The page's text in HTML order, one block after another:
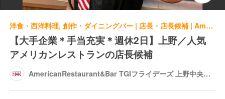
洋食・西洋料理, 創作・ダイニングバー | 店長・店長候補 | AmericanRestaurant&Bar TGIフライデーズ 上野中央通り店
【大手企業＊手当充実＊週休2日】上野／人気
アメリカンレストランの店長候補
AmericanRestaurant&Bar TGIフライデーズ 上野中央通